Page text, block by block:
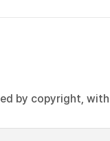
by copyright,